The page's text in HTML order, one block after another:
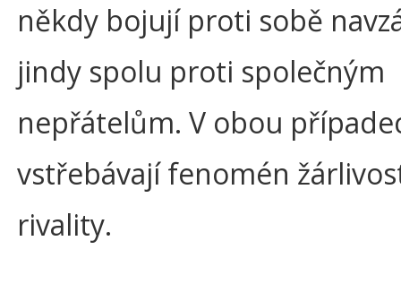
někdy bojují proti sobě
jindy spolu proti společným
nepřátelům. V obou
vstřebávají fenomén
rivality.